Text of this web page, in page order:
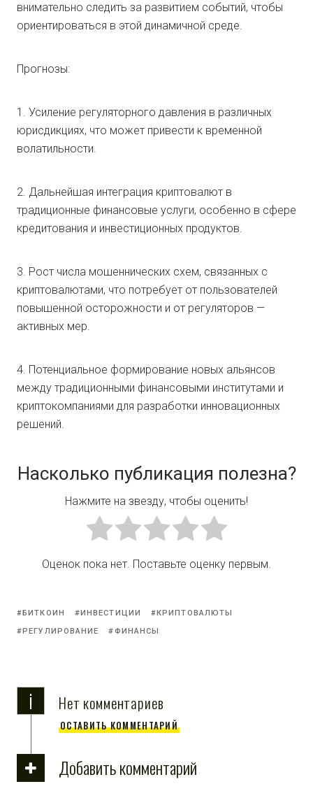
внимательно следить за развитием событий, чтобы
ориентироваться в этой динамичной среде.
Прогнозы:
1. Усиление регуляторного давления в различных
юрисдикциях, что может привести к временной
волатильности.
2. Дальнейшая интеграция криптовалют в
традиционные финансовые услуги, особенно в сфере
кредитования и инвестиционных продуктов.
3. Рост числа мошеннических схем, связанных с
криптовалютами, что потребует от пользователей
повышенной осторожности и от регуляторов —
активных мер.
4. Потенциальное формирование новых альянсов
между традиционными финансовыми институтами и
криптокомпаниями для разработки инновационных
решений.
Насколько публикация полезна?
Нажмите на звезду, чтобы оценить!
Оценок пока нет. Поставьте оценку первым.
БИТКОИН ИНВЕСТИЦИИ
КРИПТОВАЛЮТЫ
РЕГУЛИРОВАНИЕ
ФИНАНСЫ
i Нет комментариев
ОСТАВИТЬ КОММЕНТАРИЙ
Добавить комментарий